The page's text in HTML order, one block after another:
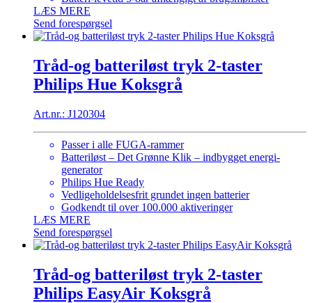
LÆS MERE
Send forespørgsel
Tråd-og batteriløst tryk 2-taster
Philips Hue Koksgrå
Art.nr.: J120304
Passer i alle FUGA-rammer
Batteriløst – Det Grønne Klik – indbygget energi-
generator
Philips Hue Ready
Vedligeholdelsesfrit grundet ingen batterier
Godkendt til over 100.000 aktiveringer
LÆS MERE
Send forespørgsel
Tråd-og batteriløst tryk 2-taster
Philips EasyAir Koksgrå